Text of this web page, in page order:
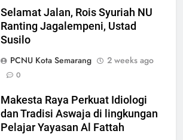
Selamat Jalan, Rois Syuriah NU
Ranting Jagalempeni, Ustad
Susilo
PCNU Kota Semarang
2 weeks ago
0
Makesta Raya Perkuat Idiologi
dan Tradisi Aswaja di lingkungan
Pelajar Yayasan Al Fattah
YANG JADI CARIK DAN
MENDAKWAHKAN ISLAM DI
WONOSALAM DEMAK
ARTIKEL DAN OPINI
Insentif Guru MDT kepada
Dr. M. Kholidul Adib Soroti